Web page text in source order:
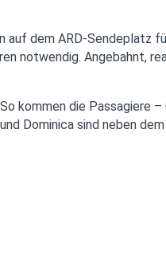
auf dem ARD-Sendeplatz
notwendig. Angebahnt,
kommen die Passagiere
Dominica sind neben